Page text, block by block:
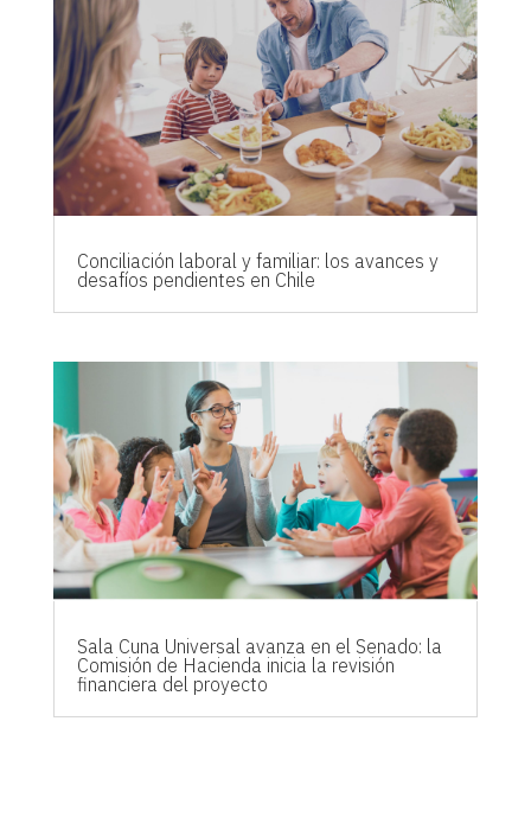
Conciliación laboral y familiar: los avances y
desafíos pendientes en Chile
Sala Cuna Universal avanza en el Senado: la
Comisión de Hacienda inicia la revisión
financiera del proyecto